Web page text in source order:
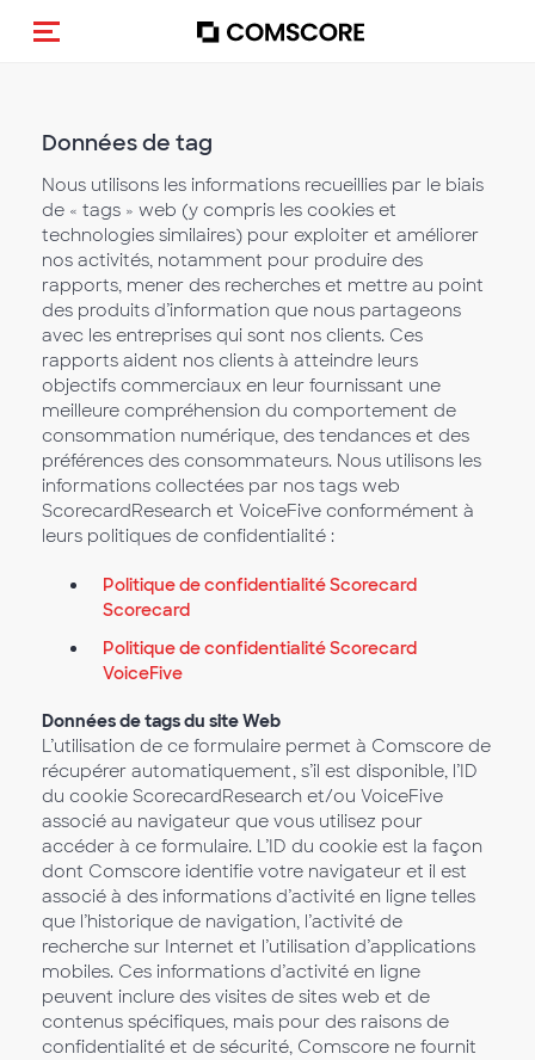
(Des)activer la navigation
Données de tag
Nous utilisons les informations recueillies par le biais
de « tags » web (y compris les cookies et
technologies similaires) pour exploiter et améliorer
nos activités, notamment pour produire des
rapports, mener des recherches et mettre au point
des produits d’information que nous partageons
avec les entreprises qui sont nos clients. Ces
rapports aident nos clients à atteindre leurs
objectifs commerciaux en leur fournissant une
meilleure compréhension du comportement de
consommation numérique, des tendances et des
préférences des consommateurs. Nous utilisons les
informations collectées par nos tags web
ScorecardResearch et VoiceFive conformément à
leurs politiques de confidentialité :
Politique de confidentialité Scorecard
Scorecard
Politique de confidentialité Scorecard
VoiceFive
Données de tags du site Web
L’utilisation de ce formulaire permet à Comscore de
récupérer automatiquement, s’il est disponible, l’ID
du cookie ScorecardResearch et/ou VoiceFive
associé au navigateur que vous utilisez pour
accéder à ce formulaire. L’ID du cookie est la façon
dont Comscore identifie votre navigateur et il est
associé à des informations d’activité en ligne telles
que l’historique de navigation, l’activité de
recherche sur Internet et l’utilisation d’applications
mobiles. Ces informations d’activité en ligne
peuvent inclure des visites de sites web et de
contenus spécifiques, mais pour des raisons de
confidentialité et de sécurité, Comscore ne fournit